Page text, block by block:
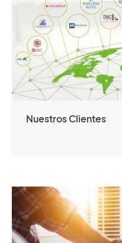
Nuestros Clientes